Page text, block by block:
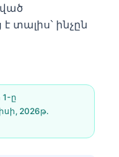
տալիս՝ ինչըն
1-ը
2026թ․